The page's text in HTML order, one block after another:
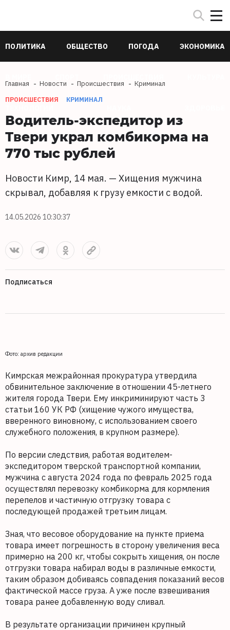
ПОЛИТИКА ОБЩЕСТВО ПОГОДА ЭКОНОМИКА
Главная Новости Происшествия Криминал
ПРОИСШЕСТВИЯ КРИМИНАЛ
Водитель-экспедитор из
Твери украл комбикорма на
770 тыс рублей
Новости Кимр, 14 мая. — Хищения мужчина
скрывал, добавляя к грузу емкости с водой.
14.05.2026 10:30:37
Подписаться
Фото: архив редакции
Кимрская межрайонная прокуратура утвердила
обвинительное заключение в отношении 45-летнего
жителя города Твери. Ему инкриминируют часть 3
статьи 160 УК РФ (хищение чужого имущества,
вверенного виновному, с использованием своего
служебного положения, в крупном размере).
По версии следствия, работая водителем-
экспедитором тверской транспортной компании,
мужчина с августа 2024 года по февраль 2025 года
осуществлял перевозку комбикорма для кормления
перепелов и частичную отгрузку товара с
последующей продажей третьим лицам.
Зная, что весовое оборудование на пункте приема
товара имеет погрешность в сторону увеличения веса
примерно на 200 кг, чтобы сокрыть хищения, он после
отгрузки товара набирал воды в различные емкости,
таким образом добиваясь совпадения показаний весов
фактической массе груза. А уже после взвешивания
товара ранее добавленную воду сливал.
В результате организации причинен крупный